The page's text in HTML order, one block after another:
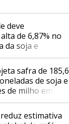
deve
de 6,87% no
da soja e
2026
safra de 185,6
de soja e
de milho em
estimativa